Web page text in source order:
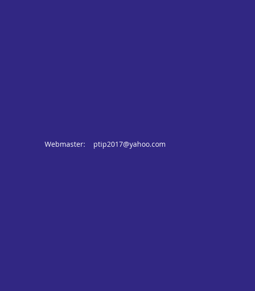
Webmaster: ptip2017@yahoo.com